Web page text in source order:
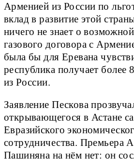
Арменией из России по
вклад в развитие этой
ничего не знает о
газового договора с
была бы для Еревана
республика получает более
из России.
Заявление Пескова
открывающегося в Астане
Евразийского
сотрудничества. Премьера
Пашиняна на нём нет: он